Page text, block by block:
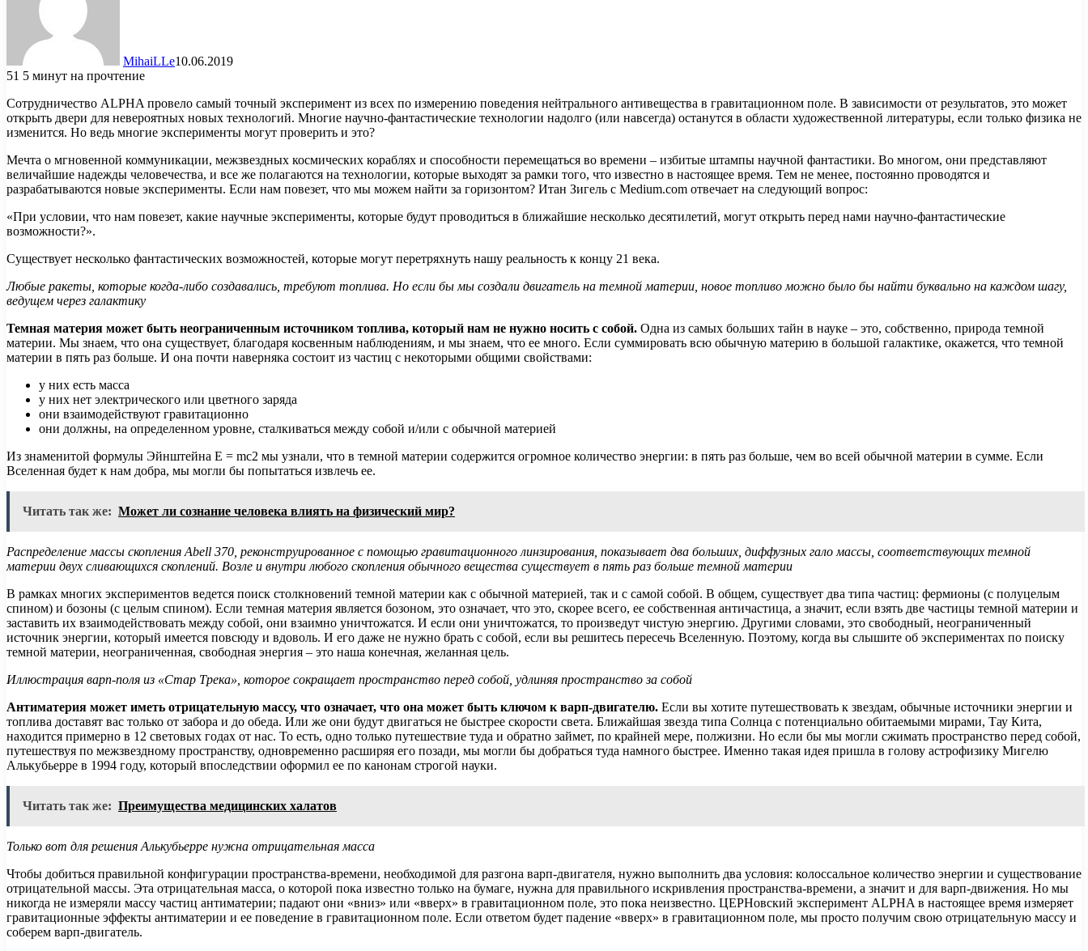
MihaiLLe10.06.2019
51 5 минут на прочтение
Сотрудничество ALPHA провело самый точный эксперимент из всех по измерению поведения нейтрального антивещества в гравитационном поле. В зависимости от результатов, это может
открыть двери для невероятных новых технологий. Многие научно-фантастические технологии надолго (или навсегда) останутся в области художественной литературы, если только физика не
изменится. Но ведь многие эксперименты могут проверить и это?
Мечта о мгновенной коммуникации, межзвездных космических кораблях и способности перемещаться во времени – избитые штампы научной фантастики. Во многом, они представляют
величайшие надежды человечества, и все же полагаются на технологии, которые выходят за рамки того, что известно в настоящее время. Тем не менее, постоянно проводятся и
разрабатываются новые эксперименты. Если нам повезет, что мы можем найти за горизонтом? Итан Зигель с Medium.com отвечает на следующий вопрос:
«При условии, что нам повезет, какие научные эксперименты, которые будут проводиться в ближайшие несколько десятилетий, могут открыть перед нами научно-фантастические
возможности?».
Существует несколько фантастических возможностей, которые могут перетряхнуть нашу реальность к концу 21 века.
Любые ракеты, которые когда-либо создавались, требуют топлива. Но если бы мы создали двигатель на темной материи, новое топливо можно было бы найти буквально на каждом шагу,
ведущем через галактику
Темная материя может быть неограниченным источником топлива, который нам не нужно носить с собой. Одна из самых больших тайн в науке – это, собственно, природа темной
материи. Мы знаем, что она существует, благодаря косвенным наблюдениям, и мы знаем, что ее много. Если суммировать всю обычную материю в большой галактике, окажется, что темной
материи в пять раз больше. И она почти наверняка состоит из частиц с некоторыми общими свойствами:
у них есть масса
у них нет электрического или цветного заряда
они взаимодействуют гравитационно
они должны, на определенном уровне, сталкиваться между собой и/или с обычной материей
Из знаменитой формулы Эйнштейна E = mc2 мы узнали, что в темной материи содержится огромное количество энергии: в пять раз больше, чем во всей обычной материи в сумме. Если
Вселенная будет к нам добра, мы могли бы попытаться извлечь ее.
Читать так же: Может ли сознание человека влиять на физический мир?
Распределение массы скопления Abell 370, реконструированное с помощью гравитационного линзирования, показывает два больших, диффузных гало массы, соответствующих темной
материи двух сливающихся скоплений. Возле и внутри любого скопления обычного вещества существует в пять раз больше темной материи
В рамках многих экспериментов ведется поиск столкновений темной материи как с обычной материей, так и с самой собой. В общем, существует два типа частиц: фермионы (с полуцелым
спином) и бозоны (с целым спином). Если темная материя является бозоном, это означает, что это, скорее всего, ее собственная античастица, а значит, если взять две частицы темной материи и
заставить их взаимодействовать между собой, они взаимно уничтожатся. И если они уничтожатся, то произведут чистую энергию. Другими словами, это свободный, неограниченный
источник энергии, который имеется повсюду и вдоволь. И его даже не нужно брать с собой, если вы решитесь пересечь Вселенную. Поэтому, когда вы слышите об экспериментах по поиску
темной материи, неограниченная, свободная энергия – это наша конечная, желанная цель.
Иллюстрация варп-поля из «Стар Трека», которое сокращает пространство перед собой, удлиняя пространство за собой
Антиматерия может иметь отрицательную массу, что означает, что она может быть ключом к варп-двигателю. Если вы хотите путешествовать к звездам, обычные источники энергии и
топлива доставят вас только от забора и до обеда. Или же они будут двигаться не быстрее скорости света. Ближайшая звезда типа Солнца с потенциально обитаемыми мирами, Тау Кита,
находится примерно в 12 световых годах от нас. То есть, одно только путешествие туда и обратно займет, по крайней мере, полжизни. Но если бы мы могли сжимать пространство перед собой,
путешествуя по межзвездному пространству, одновременно расширяя его позади, мы могли бы добраться туда намного быстрее. Именно такая идея пришла в голову астрофизику Мигелю
Алькубьерре в 1994 году, который впоследствии оформил ее по канонам строгой науки.
Читать так же: Преимущества медицинских халатов
Только вот для решения Алькубьерре нужна отрицательная масса
Чтобы добиться правильной конфигурации пространства-времени, необходимой для разгона варп-двигателя, нужно выполнить два условия: колоссальное количество энергии и существование
отрицательной массы. Эта отрицательная масса, о которой пока известно только на бумаге, нужна для правильного искривления пространства-времени, а значит и для варп-движения. Но мы
никогда не измеряли массу частиц антиматерии; падают они «вниз» или «вверх» в гравитационном поле, это пока неизвестно. ЦЕРНовский эксперимент ALPHA в настоящее время измеряет
гравитационные эффекты антиматерии и ее поведение в гравитационном поле. Если ответом будет падение «вверх» в гравитационном поле, мы просто получим свою отрицательную массу и
соберем варп-двигатель.